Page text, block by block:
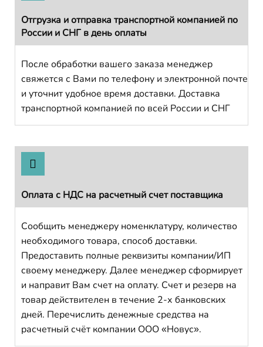
Отгрузка и отправка транспортной компанией по
России и СНГ в день оплаты
После обработки вашего заказа менеджер
свяжется с Вами по телефону и электронной почте
и уточнит удобное время доставки. Доставка
транспортной компанией по всей России и СНГ
Оплата с НДС на расчетный счет поставщика
Сообщить менеджеру номенклатуру, количество
необходимого товара, способ доставки.
Предоставить полные реквизиты компании/ИП
своему менеджеру. Далее менеджер сформирует
и направит Вам счет на оплату. Счет и резерв на
товар действителен в течение 2-х банковских
дней. Перечислить денежные средства на
расчетный счёт компании ООО «Новус».